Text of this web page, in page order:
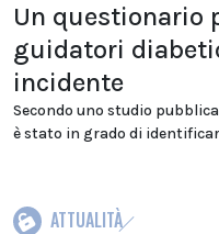
Un questionario
guidatori
incidente
Secondo uno studio
è stato in grado di
ATTUALITÀ